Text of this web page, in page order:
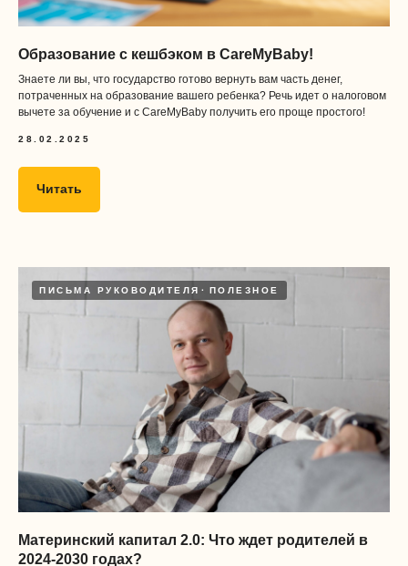
Образование с кешбэком в CareMyBaby!
Знаете ли вы, что государство готово вернуть вам часть денег,
потраченных на образование вашего ребенка? Речь идет о налоговом
вычете за обучение и с CareMyBaby получить его проще простого!
28.02.2025
Читать
ПИСЬМА РУКОВОДИТЕЛЯ ПОЛЕЗНОЕ
Материнский капитал 2.0: Что ждет родителей в
2024-2030 годах?
Получать материалы
Нажимая на кнопку, я даю согласие
обработку и распространение
соглашаюсь с
договором оферты
Получать
полезные
материалы